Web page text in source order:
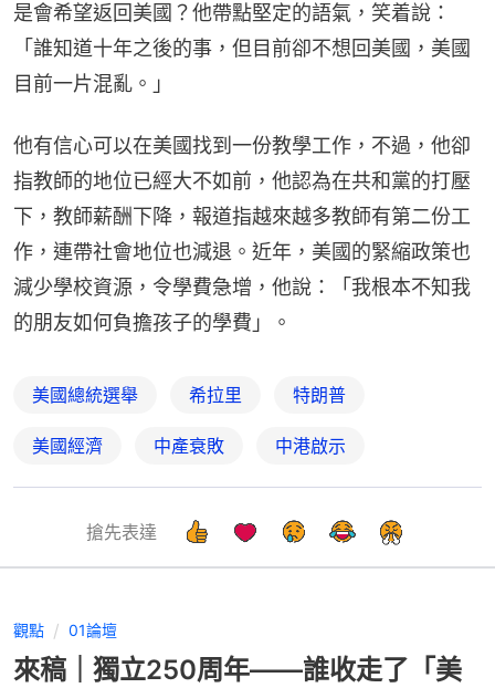
是會希望返回美國？他帶點堅定的語氣，笑着說：
「誰知道十年之後的事，但目前卻不想回美國，美國
目前一片混亂。」
他有信心可以在美國找到一份教學工作，不過，他卻
指教師的地位已經大不如前，他認為在共和黨的打壓
下，教師薪酬下降，報道指越來越多教師有第二份工
作，連帶社會地位也減退。近年，美國的緊縮政策也
減少學校資源，令學費急增，他說：「我根本不知我
的朋友如何負擔孩子的學費」。
美國總統選舉 希拉里 特朗普
美國經濟 中產衰敗 中港啟示
搶先表達
觀點 01論壇
來稿｜獨立250周年——誰收走了「美